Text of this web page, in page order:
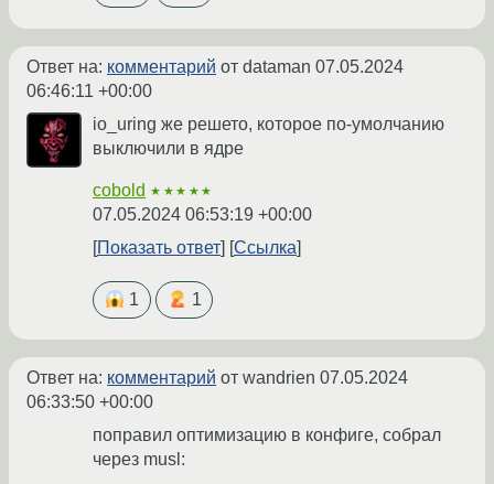
Ответ на: комментарий от dataman 07.05.2024
06:46:11 +00:00
io_uring же решето, которое по-умолчанию
выключили в ядре
cobold ★★★★★
07.05.2024 06:53:19 +00:00
Показать ответ
Ссылка
1 1
Ответ на: комментарий от wandrien 07.05.2024
06:33:50 +00:00
поправил оптимизацию в конфиге, собрал
через musl: